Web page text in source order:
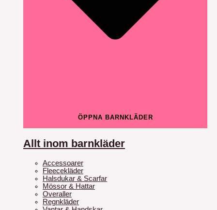
ÖPPNA BARNKLÄDER
Allt inom barnkläder
Accessoarer
Fleecekläder
Halsdukar & Scarfar
Mössor & Hattar
Overaller
Regnkläder